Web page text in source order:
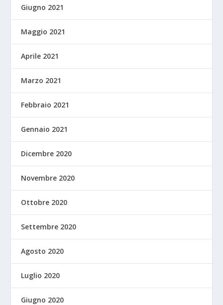
Giugno 2021
Maggio 2021
Aprile 2021
Marzo 2021
Febbraio 2021
Gennaio 2021
Dicembre 2020
Novembre 2020
Ottobre 2020
Settembre 2020
Agosto 2020
Luglio 2020
Giugno 2020